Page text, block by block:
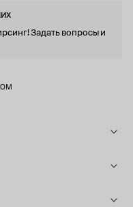
Задать вопросы и